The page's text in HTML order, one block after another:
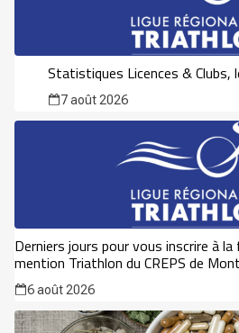
Statistiques Licences &
7 août 2026
Derniers jours pour vous inscrire à
mention Triathlon du CREPS de
6 août 2026